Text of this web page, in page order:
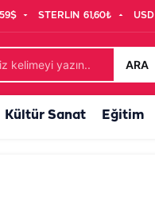
STERLIN 61,60₺ USD
ARA
Kültür Sanat Eğitim